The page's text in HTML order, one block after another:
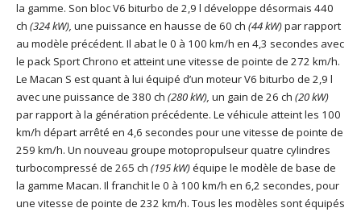
la gamme. Son bloc V6 biturbo de 2,9 l développe désormais 440
ch (324 kW), une puissance en hausse de 60 ch (44 kW)par rapport
au modèle précédent. Il abat le 0 à 100 km/h en 4,3 secondes avec
le pack Sport Chrono et atteint une vitesse de pointe de 272 km/h.
Le Macan S est quant à lui équipé d’un moteur V6 biturbo de 2,9 l
avec une puissance de 380 ch (280 kW), un gain de 26 ch (20 kW)
par rapport à la génération précédente. Le véhicule atteint les 100
km/h départ arrêté en 4,6 secondes pour une vitesse de pointe de
259 km/h. Un nouveau groupe motopropulseur quatre cylindres
turbocompressé de 265 ch (195 kW)équipe le modèle de base de
la gamme Macan. Il franchit le 0 à 100 km/h en 6,2 secondes, pour
une vitesse de pointe de 232 km/h. Tous les modèles sont équipés